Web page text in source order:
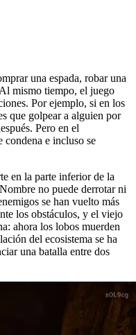
una espada, robar una
mismo tiempo, el juego
Por ejemplo, si en los
que golpear a alguien por
Pero en el
e incluso se
en la parte inferior de la
no puede derrotar ni
se han vuelto más
los obstáculos, y el viejo
ahora los lobos muerden
del ecosistema se ha
una batalla entre dos